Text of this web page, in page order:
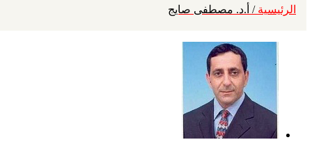
الرئيسية / أ.د. مصطفى صايج